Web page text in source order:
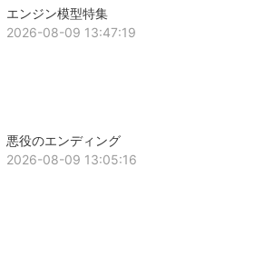
エンジン模型特集
2026-08-09 13:47:19
悪役のエンディング
2026-08-09 13:05:16